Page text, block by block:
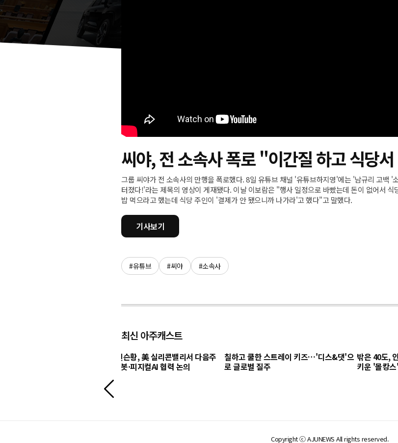
씨야, 전 소속사 폭로 "이간질 하고 식당
그룹 씨야가 전 소속사의 만행을 폭로했다. 8일 유튜브 채널 '유튜브하지영'에는 '남규리 고백 '
터졌다!'라는 제목의 영상이 게재됐다. 이날 이보람은 "행사 일정으로 바빴는데 돈이 없어서
밥 먹으라고 했는데 식당 주인이 '결제가 안 됐으니까 나가라'고 했다"고 말했다.
기사보기
#유튜브 #씨야 #소속사
최신 아주캐스트
구광모-젠슨황, 美 실리콘밸리서 다음주
회동…로봇·피지컬AI 협력 논의
칠하고 쿨한 스트레이 키즈…'디스&댓'으
로 글로벌 질주
밖은 40도,
키운 '몰캉
이
전
Copyright ⓒ AJUNEWS All rights reserved.